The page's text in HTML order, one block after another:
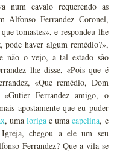
num cavalo requerendo as
Alfonso Ferrandez Coronel,
tomastes», e respondeu-lhe
haver algum remédio?»,
não o vejo, a tal estado são
lhe disse, «Pois que é
«Que remédio, Dom
Ferrandez amigo, o
apostamente que eu puder
, uma lorigae umacapelina, e
chegou a ele um seu
Ferrandez? Que a vila se